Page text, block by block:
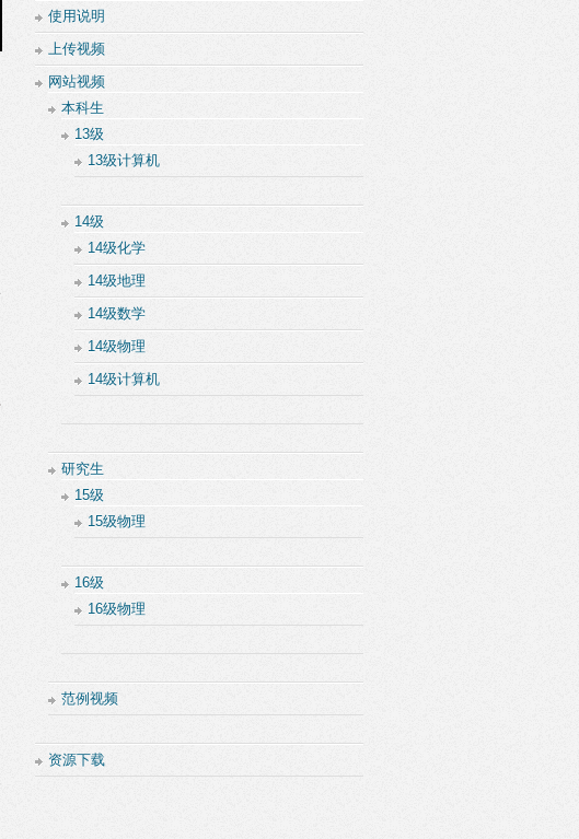
使用说明
上传视频
网站视频
本科生
13级
13级计算机
14级
14级化学
14级地理
14级数学
14级物理
14级计算机
研究生
15级
15级物理
16级
16级物理
范例视频
资源下载